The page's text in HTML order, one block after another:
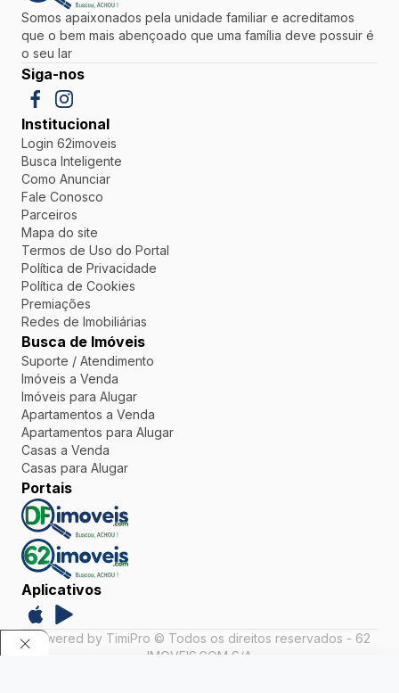
Somos apaixonados pela unidade familiar e acreditamos
que o bem mais abençoado que uma família deve possuir é
o seu lar
Siga-nos
Institucional
Login 62imoveis
Busca Inteligente
Como Anunciar
Fale Conosco
Parceiros
Mapa do site
Termos de Uso do Portal
Política de Privacidade
Política de Cookies
Premiações
Redes de Imobiliárias
Busca de Imóveis
Suporte / Atendimento
Imóveis a Venda
Imóveis para Alugar
Apartamentos a Venda
Apartamentos para Alugar
Casas a Venda
Casas para Alugar
Portais
Aplicativos
Powered by TimiPro © Todos os direitos reservados - 62
IMOVEIS.COM S/A